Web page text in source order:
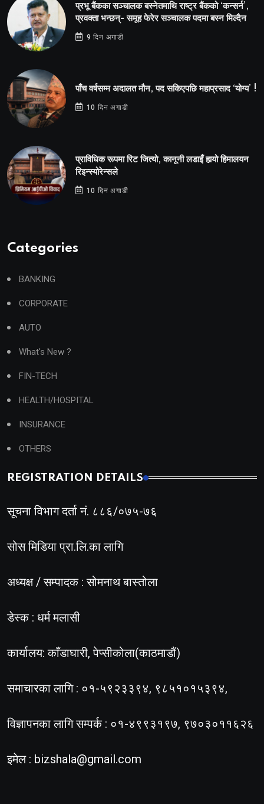
प्रभू बैंकका सञ्चालक बस्नेतमाथि राष्ट्र बैंकको ‘कन्सर्न’,
प्रवक्ता भन्छन्- समूह फेरेर सञ्चालक पदमा बस्न मिल्दैन
9 दिन अगाडी
पाँच वर्षसम्म अदालत मौन, पद सकिएपछि महाप्रसाद ‘योग्य’ !
10 दिन अगाडी
प्राविधिक रूपमा रिट जित्यो, कानूनी लडाइँ हार्‍यो हिमालयन
रिइन्स्योरेन्सले
10 दिन अगाडी
Categories
BANKING
CORPORATE
AUTO
What's New ?
FIN-TECH
HEALTH/HOSPITAL
INSURANCE
OTHERS
REGISTRATION DETAILS
सूचना विभाग दर्ता नं. ८८६/०७५-७६
सोस मिडिया प्रा.लि.का लागि
अध्यक्ष / सम्पादक : सोमनाथ बास्तोला
डेस्क : धर्म मलासी
कार्यालय: काँडाघारी, पेप्सीकोला(काठमाडौं)
समाचारका लागि : ०१-५९२३३९४, ९८५१०१५३९४,
विज्ञापनका लागि सम्पर्क : ०१-४९९३१९७, ९७०३०११६२६
इमेल : bizshala@gmail.com